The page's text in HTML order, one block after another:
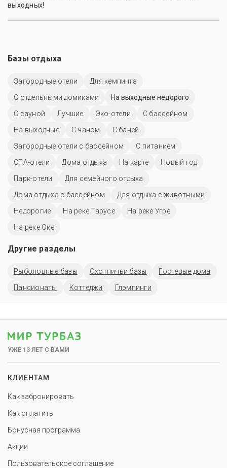
выходных!
Базы отдыха
Загородные отели
Для кемпинга
С отдельными домиками
На выходные недорого
С сауной
Лучшие Эко-отели
С бассейном
На выходные
С чаном
С баней
Загородные отели с бассейном
С питанием
СПА-отели
Дома отдыха На карте
Новый год
Парк-отели
Для семейного отдыха
Дома отдыха с бассейном
Для отдыха с животными
Недорогие
На реке Тарусе
На реке Угре
На реке Оке
Другие разделы
Рыболовные базы Охотничьи базы
Гостевые дома
Пансионаты
Коттеджи Глэмпинги
УЖЕ 13 ЛЕТ С ВАМИ
КЛИЕНТАМ
Как забронировать
Как оплатить
Бонусная программа
Акции
Пользовательское соглашение